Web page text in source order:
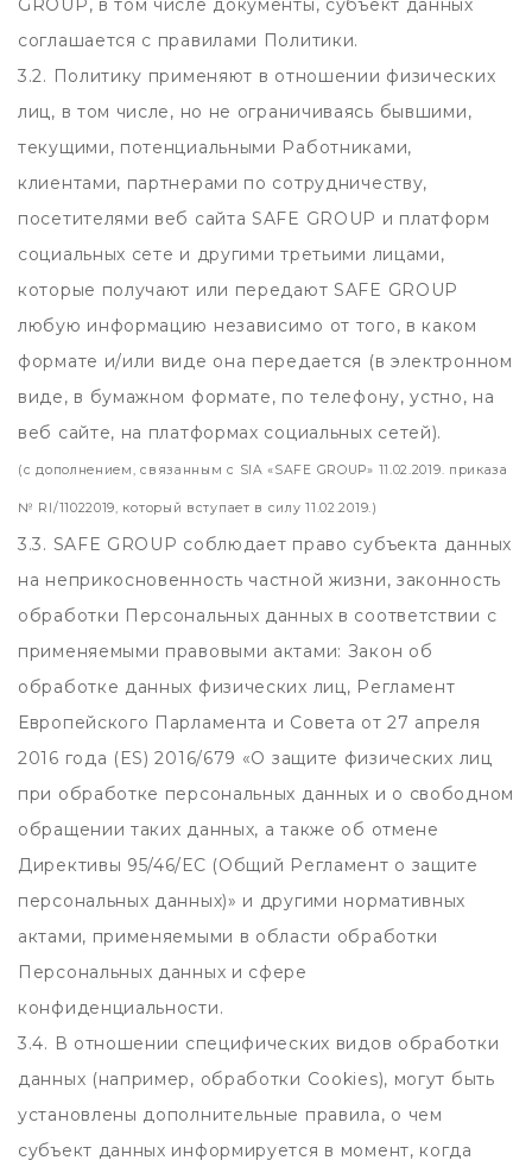
GROUP, в том числе документы, субъект данных
соглашается с правилами Политики.
3.2. Политику применяют в отношении физических
лиц, в том числе, но не ограничиваясь бывшими,
текущими, потенциальными Работниками,
клиентами, партнерами по сотрудничеству,
посетителями веб сайта SAFE GROUP и платформ
социальных сете и другими третьими лицами,
которые получают или передают SAFE GROUP
любую информацию независимо от того, в каком
формате и/или виде она передается (в электронном
виде, в бумажном формате, по телефону, устно, на
веб сайте, на платформах социальных сетей).
(с дополнением, связанным с SIA «SAFE GROUP» 11.02.2019. приказа
№ RI/11022019, который вступает в силу 11.02.2019.)
3.3. SAFE GROUP соблюдает право субъекта данных
на неприкосновенность частной жизни, законность
обработки Персональных данных в соответствии с
применяемыми правовыми актами: Закон об
обработке данных физических лиц, Регламент
Европейского Парламента и Совета от 27 апреля
2016 года (ES) 2016/679 «О защите физических лиц
при обработке персональных данных и о свободном
обращении таких данных, а также об отмене
Директивы 95/46/ЕС (Общий Регламент о защите
персональных данных)» и другими нормативных
актами, применяемыми в области обработки
Персональных данных и сфере
конфиденциальности.
3.4. В отношении специфических видов обработки
данных (например, обработки Cookies), могут быть
установлены дополнительные правила, о чем
субъект данных информируется в момент, когда